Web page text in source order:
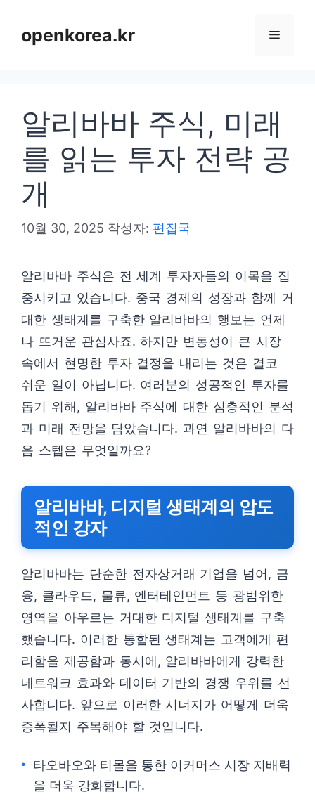
openkorea.kr 메
알리바바 주식, 미래
를 읽는 투자 전략 공
개
10월 30, 2025 작성자: 편집국
알리바바 주식은 전 세계 투자자들의 이목을 집
중시키고 있습니다. 중국 경제의 성장과 함께 거
대한 생태계를 구축한 알리바바의 행보는 언제
나 뜨거운 관심사죠. 하지만 변동성이 큰 시장
속에서 현명한 투자 결정을 내리는 것은 결코
쉬운 일이 아닙니다. 여러분의 성공적인 투자를
돕기 위해, 알리바바 주식에 대한 심층적인 분석
과 미래 전망을 담았습니다. 과연 알리바바의 다
음 스텝은 무엇일까요?
알리바바, 디지털 생태계의 압도
적인 강자
알리바바는 단순한 전자상거래 기업을 넘어, 금
융, 클라우드, 물류, 엔터테인먼트 등 광범위한
영역을 아우르는 거대한 디지털 생태계를 구축
했습니다. 이러한 통합된 생태계는 고객에게 편
리함을 제공함과 동시에, 알리바바에게 강력한
네트워크 효과와 데이터 기반의 경쟁 우위를 선
사합니다. 앞으로 이러한 시너지가 어떻게 더욱
증폭될지 주목해야 할 것입니다.
타오바오와 티몰을 통한 이커머스 시장 지배력
을 더욱 강화합니다.